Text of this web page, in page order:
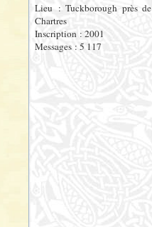
Lieu : Tuckborough près de
Chartres
Inscription : 2001
Messages : 5 117